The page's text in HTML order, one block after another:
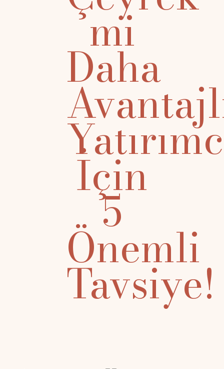
mi
Daha
İçin
5
Önemli
Tavsiye!